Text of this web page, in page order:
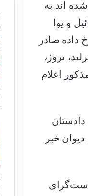
اند به
و یوا
داده صادر
نروژ،
اعلام
دادستان
خبر